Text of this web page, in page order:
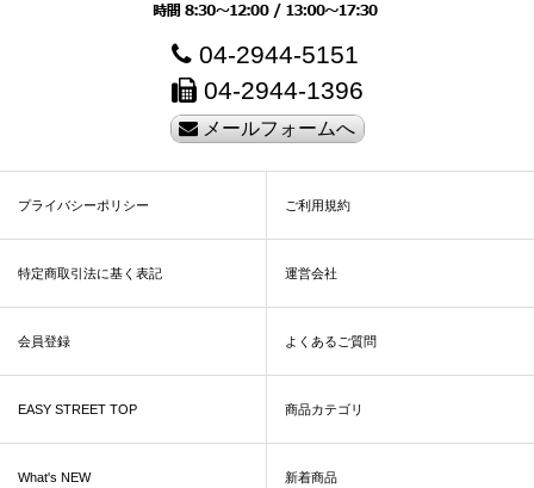
04-2944-5151
04-2944-1396
メールフォームへ
プライバシーポリシー ご利用規約
特定商取引法に基く表記 運営会社
会員登録 よくあるご質問
EASY STREET TOP 商品カテゴリ
What's NEW 新着商品